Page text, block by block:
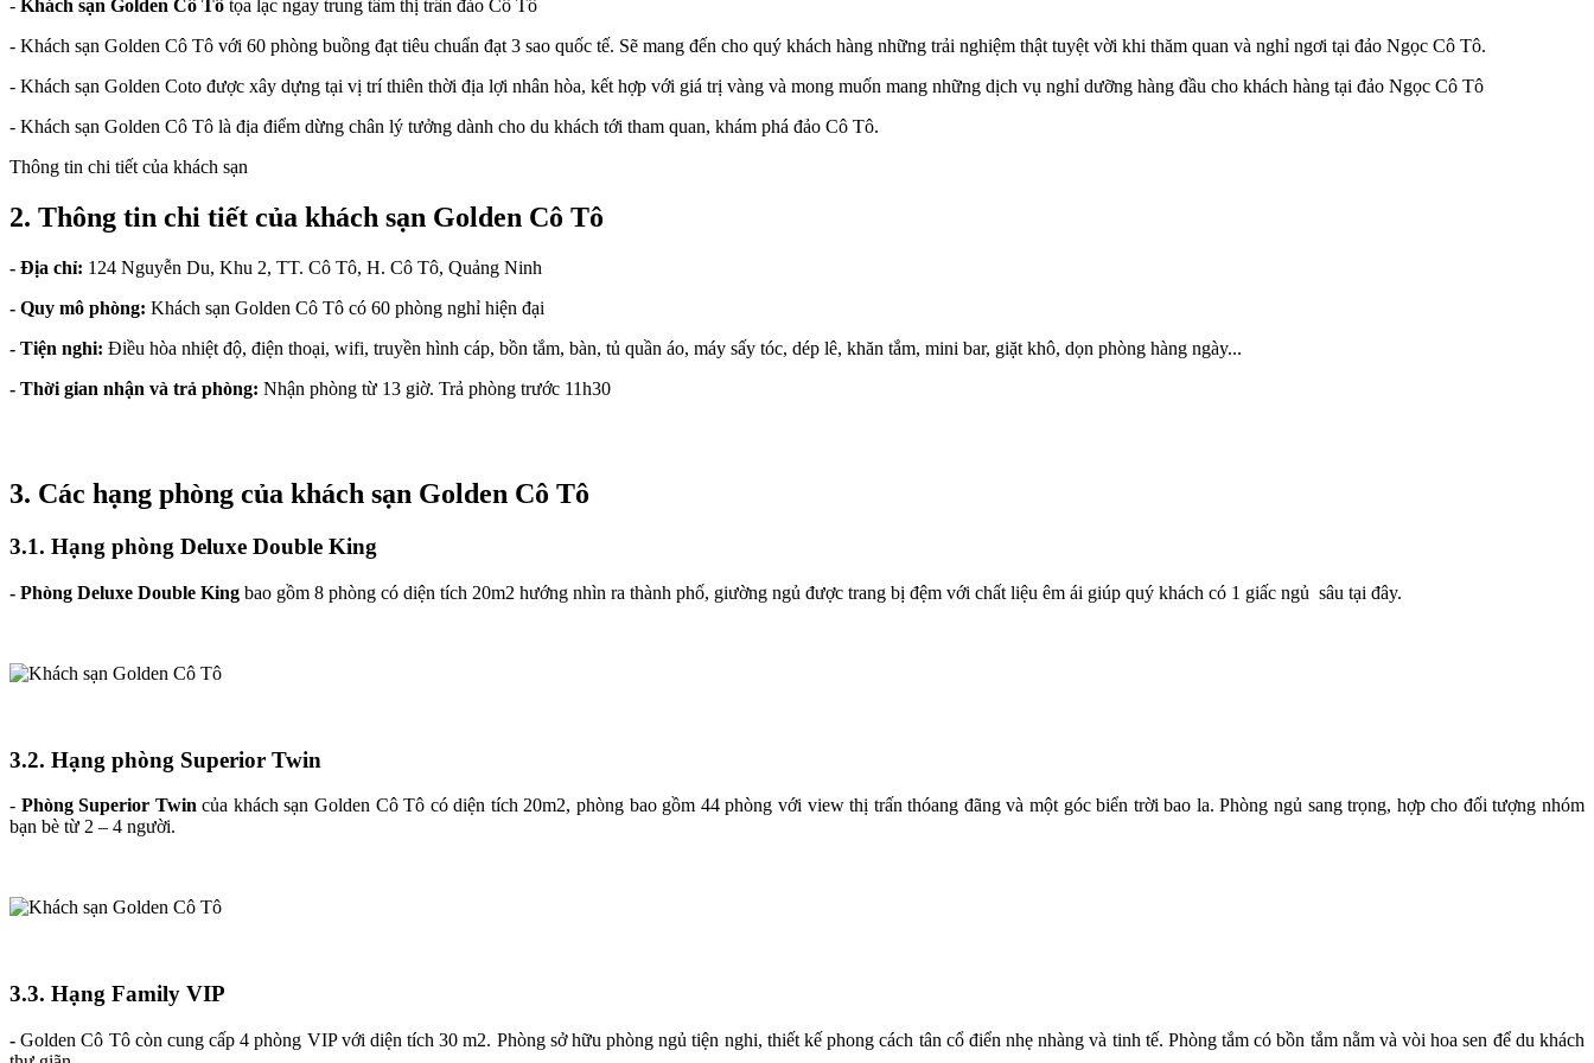
- Khách sạn Golden Cô Tô tọa lạc ngay trung tâm thị trấn đảo Cô Tô
- Khách sạn Golden Cô Tô với 60 phòng buồng đạt tiêu chuẩn đạt 3 sao quốc tế. Sẽ mang đến cho quý khách hàng những trải nghiệm thật tuyệt vời khi thăm quan và nghỉ ngơi tại đảo Ngọc Cô Tô.
- Khách sạn Golden Coto được xây dựng tại vị trí thiên thời địa lợi nhân hòa, kết hợp với giá trị vàng và mong muốn mang những dịch vụ nghỉ dưỡng hàng đầu cho khách hàng tại đảo Ngọc Cô Tô
- Khách sạn Golden Cô Tô là địa điểm dừng chân lý tưởng dành cho du khách tới tham quan, khám phá đảo Cô Tô.
Thông tin chi tiết của khách sạn
2. Thông tin chi tiết của khách sạn Golden Cô Tô
- Địa chỉ: 124 Nguyễn Du, Khu 2, TT. Cô Tô, H. Cô Tô, Quảng Ninh
- Quy mô phòng: Khách sạn Golden Cô Tô có 60 phòng nghỉ hiện đại
- Tiện nghi: Điều hòa nhiệt độ, điện thoại, wifi, truyền hình cáp, bồn tắm, bàn, tủ quần áo, máy sấy tóc, dép lê, khăn tắm, mini bar, giặt khô, dọn phòng hàng ngày...
- Thời gian nhận và trả phòng: Nhận phòng từ 13 giờ. Trả phòng trước 11h30
3. Các hạng phòng của khách sạn Golden Cô Tô
3.1. Hạng phòng Deluxe Double King
- Phòng Deluxe Double King bao gồm 8 phòng có diện tích 20m2 hướng nhìn ra thành phố, giường ngủ được trang bị đệm với chất liệu êm ái giúp quý khách có 1 giấc ngủ sâu tại đây.
3.2. Hạng phòng Superior Twin
- Phòng Superior Twin của khách sạn Golden Cô Tô có diện tích 20m2, phòng bao gồm 44 phòng với view thị trấn thóang đãng và một góc biển trời bao la. Phòng ngủ sang trọng, hợp cho đối tượng nhóm
bạn bè từ 2 – 4 người.
3.3. Hạng Family VIP
-Golden Cô Tô còn cung cấp 4 phòng VIP với diện tích 30 m2. Phòng sở hữu phòng ngủ tiện nghi, thiết kế phong cách tân cổ điển nhẹ nhàng và tinh tế. Phòng tắm có bồn tắm nằm và vòi hoa sen để du khách